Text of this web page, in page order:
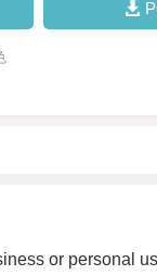
or personal